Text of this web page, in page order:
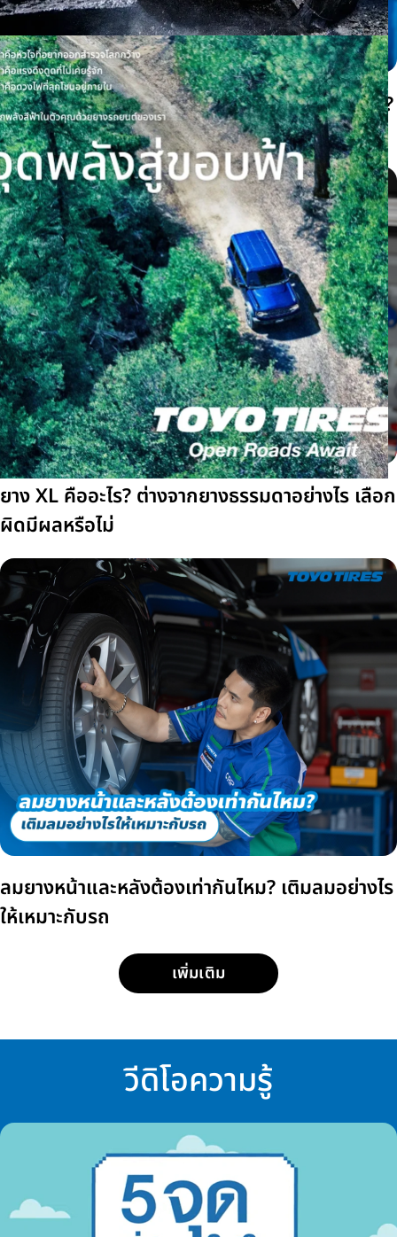
ยางสึกตรงกลางหรือสึกขอบสองด้านเกิดจากอะไร?
เช็กลมยางก่อนต้องเปลี่ยนยาง
ยาง XL คืออะไร? ต่างจากยางธรรมดาอย่างไร เลือก
ผิดมีผลหรือไม่
ลมยางหน้าและหลังต้องเท่ากันไหม? เติมลมอย่างไร
ให้เหมาะกับรถ
เพิ่มเติม
วีดิโอความรู้